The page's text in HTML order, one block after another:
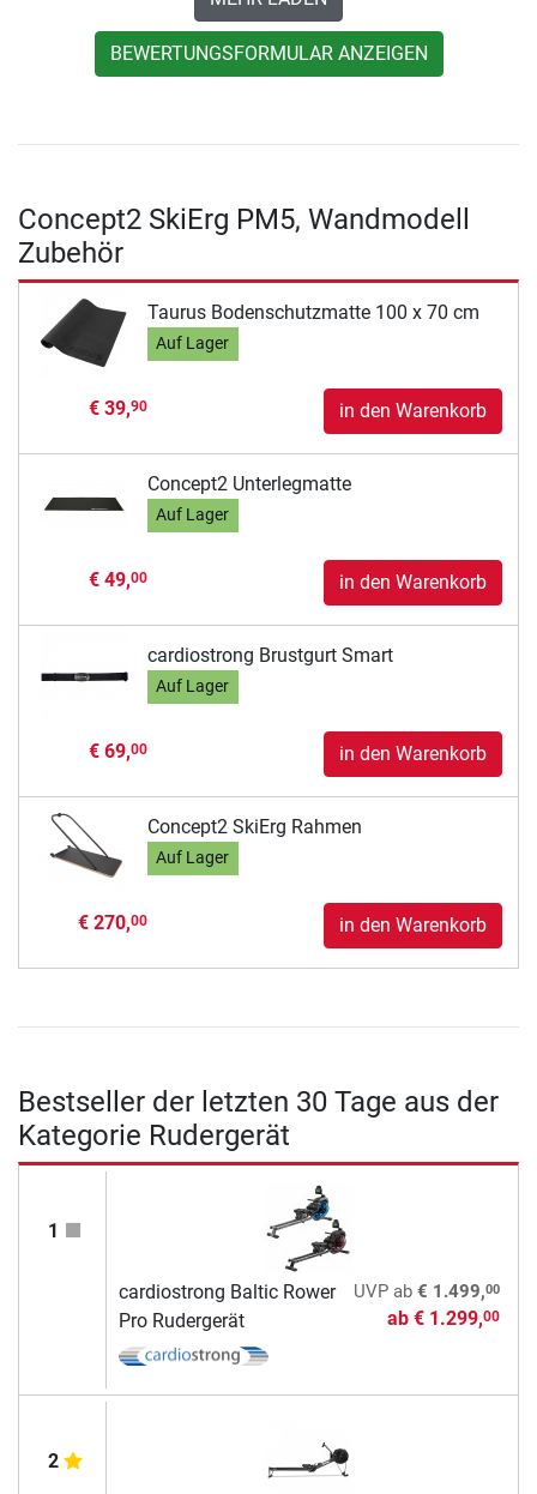
BEWERTUNGSFORMULAR ANZEIGEN
Concept2 SkiErg PM5, Wandmodell
Zubehör
Taurus Bodenschutzmatte 100 x 70 cm
Auf Lager
€ 39,90 in den Warenkorb
Concept2 Unterlegmatte
Auf Lager
€ 49,00 in den Warenkorb
cardiostrong Brustgurt Smart
Auf Lager
€ 69,00 in den Warenkorb
Concept2 SkiErg Rahmen
Auf Lager
€ 270,00 in den Warenkorb
Bestseller der letzten 30 Tage aus der
Kategorie Rudergerät
1
cardiostrong Baltic Rower
Pro Rudergerät
UVPab € 1.499,00
ab € 1.299,00
2